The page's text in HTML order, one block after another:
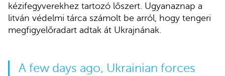
kézifegyverekhez tartozó lőszert. Ugyanaznap a
litván védelmi tárca számolt be arról, hogy tengeri
megfigyelőradart adtak át Ukrajnának.
A few days ago, Ukrainian forces